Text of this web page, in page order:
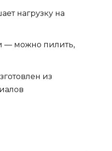
нагрузку на
— можно пилить,
из